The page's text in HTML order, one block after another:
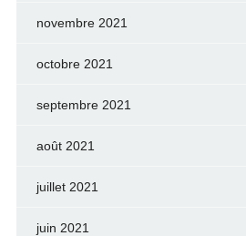
novembre 2021
octobre 2021
septembre 2021
août 2021
juillet 2021
juin 2021